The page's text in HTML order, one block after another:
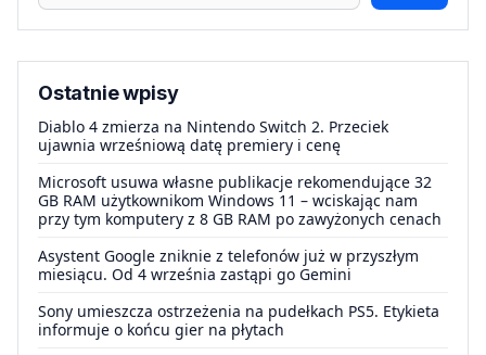
Ostatnie wpisy
Diablo 4 zmierza na Nintendo Switch 2. Przeciek
ujawnia wrześniową datę premiery i cenę
Microsoft usuwa własne publikacje rekomendujące 32
GB RAM użytkownikom Windows 11 – wciskając nam
przy tym komputery z 8 GB RAM po zawyżonych cenach
Asystent Google zniknie z telefonów już w przyszłym
miesiącu. Od 4 września zastąpi go Gemini
Sony umieszcza ostrzeżenia na pudełkach PS5. Etykieta
informuje o końcu gier na płytach